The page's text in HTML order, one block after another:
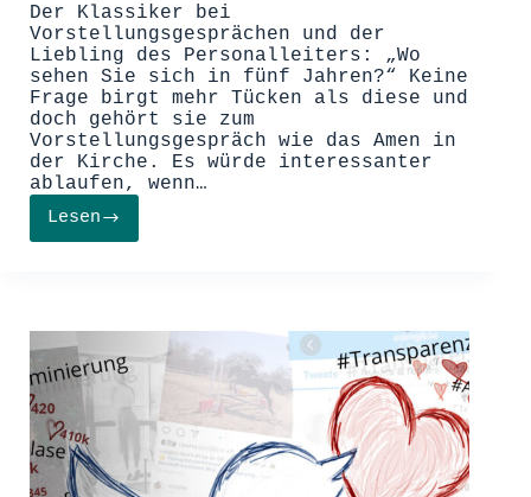
Der Klassiker bei
Vorstellungsgesprächen und der
Liebling des Personalleiters: „Wo
sehen Sie sich in fünf Jahren?“ Keine
Frage birgt mehr Tücken als diese und
doch gehört sie zum
Vorstellungsgespräch wie das Amen in
der Kirche. Es würde interessanter
ablaufen, wenn…
LesenEinsamkeit
auf
und